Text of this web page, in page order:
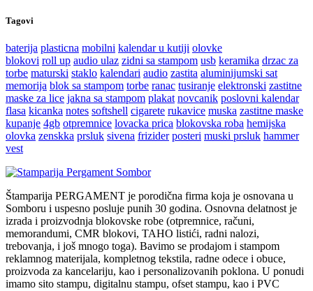
Tagovi
baterija plasticna mobilni kalendar u kutiji olovke
blokovi roll up audio ulaz zidni sa stampom usb keramika drzac za
torbe maturski staklo kalendari audio zastita aluminijumski sat
memorija blok sa stampom torbe ranac tusiranje elektronski zastitne
maske za lice jakna sa stampom plakat novcanik poslovni kalendar
flasa kicanka notes softshell cigarete rukavice muska zastitne maske
kupanje 4gb otpremnice lovacka prica blokovska roba hemijska
olovka zenskka prsluk sivena frizider posteri muski prsluk hammer
vest
Štamparija PERGAMENT je porodična firma koja je osnovana u
Somboru i uspesno posluje punih 30 godina. Osnovna delatnost je
izrada i proizvodnja blokovske robe (otpremnice, računi,
memorandumi, CMR blokovi, TAHO listići, radni nalozi,
trebovanja, i još mnogo toga). Bavimo se prodajom i stampom
reklamnog materijala, kompletnog tekstila, radne odece i obuce,
proizvoda za kancelariju, kao i personalizovanih poklona. U ponudi
imamo sito stampu, digitalnu stampu, ofset stampu, kao i PVC